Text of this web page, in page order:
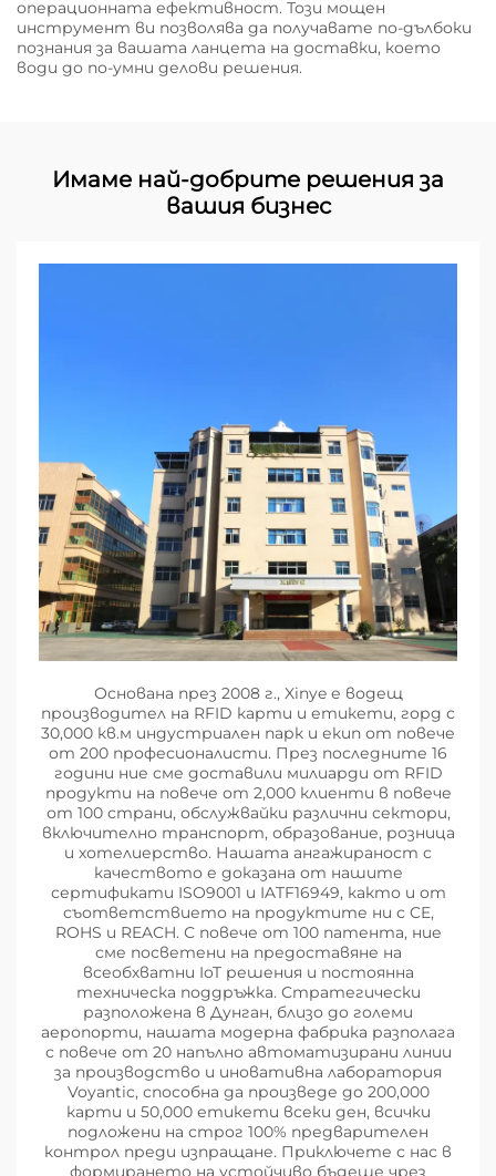
операционната ефективност. Този мощен
инструмент ви позволява да получавате по-дълбоки
познания за вашата ланцета на доставки, което
води до по-умни делови решения.
Имаме най-добрите решения за
вашия бизнес
Основана през 2008 г., Xinye е водещ
производител на RFID карти и етикети, горд с
30,000 кв.м индустриален парк и екип от повече
от 200 професионалисти. През последните 16
години ние сме доставили милиарди от RFID
продукти на повече от 2,000 клиенти в повече
от 100 страни, обслужвайки различни сектори,
включително транспорт, образование, розница
и хотелиерство. Нашата ангажираност с
качеството е доказана от нашите
сертификати ISO9001 и IATF16949, както и от
съответствието на продуктите ни с CE,
ROHS и REACH. С повече от 100 патента, ние
сме посветени на предоставяне на
всеобхватни IoT решения и постоянна
техническа поддръжка. Стратегически
разположена в Дунган, близо до големи
аеропорти, нашата модерна фабрика разполага
с повече от 20 напълно автоматизирани линии
за производство и иновативна лаборатория
Voyantic, способна да произведе до 200,000
карти и 50,000 етикети всеки ден, всички
подложени на строг 100% предварителен
контрол преди изпращане. Приключете с нас в
формирането на устойчиво бъдеще чрез